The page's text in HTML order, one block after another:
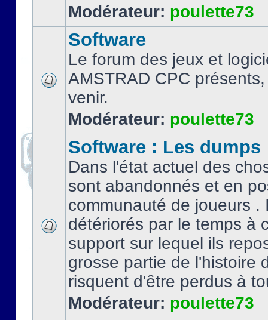
Modérateur: poulette73
Software
Le forum des jeux et
AMSTRAD CPC
venir.
Modérateur: poulette73
Software : Les dumps
Dans l'état actuel des
sont abandonnés et en
communauté de joueurs .
détériorés par le temps à
support sur lequel ils
grosse partie de l'histoire
risquent d'être perdus à
Modérateur: poulette73